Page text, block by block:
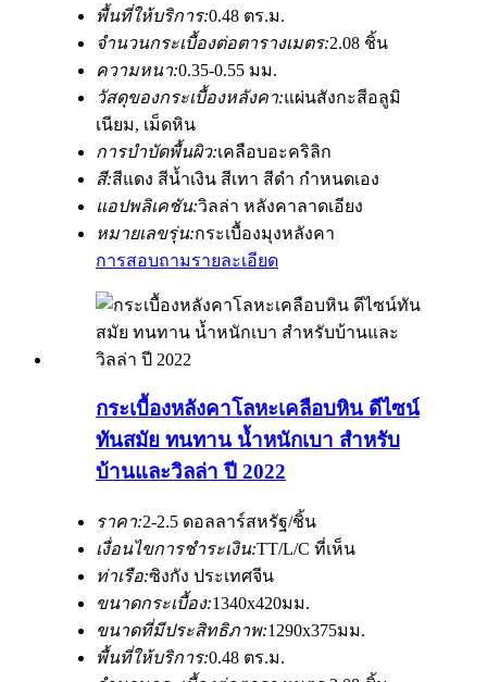
พื้นที่ให้บริการ:0.48 ตร.ม.
จำนวนกระเบื้องต่อตารางเมตร:2.08 ชิ้น
ความหนา:0.35-0.55 มม.
วัสดุของกระเบื้องหลังคา:แผ่นสังกะสีอลูมิ
เนียม, เม็ดหิน
การบำบัดพื้นผิว:เคลือบอะคริลิก
สี:สีแดง สีน้ำเงิน สีเทา สีดำ กำหนดเอง
แอปพลิเคชัน:วิลล่า หลังคาลาดเอียง
หมายเลขรุ่น:กระเบื้องมุงหลังคา
การสอบถามรายละเอียด
กระเบื้องหลังคาโลหะเคลือบหิน ดีไซน์
ทันสมัย ​​ทนทาน น้ำหนักเบา สำหรับ
บ้านและวิลล่า ปี 2022
ราคา:2-2.5 ดอลลาร์สหรัฐ/ชิ้น
เงื่อนไขการชำระเงิน:TT/L/C ที่เห็น
ท่าเรือ:ซิงกัง ประเทศจีน
ขนาดกระเบื้อง:1340x420มม.
ขนาดที่มีประสิทธิภาพ:1290x375มม.
พื้นที่ให้บริการ:0.48 ตร.ม.